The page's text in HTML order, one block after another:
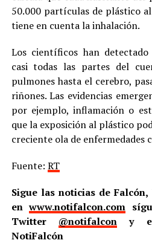
50.000 partículas de plástico
tiene en cuenta la inhalación.
Los científicos han
casi todas las partes del
pulmones hasta el cerebro,
riñones. Las evidencias
por ejemplo, inflamación o
que la exposición al plástico
creciente ola de enfermedades
Fuente: RT
Sigue las noticias de
enwww.notifalcon.com
Twitter @notifalcon y
NotiFalcón